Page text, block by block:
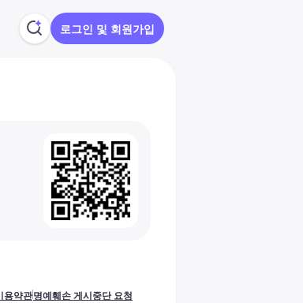
로그인 및 회원가입
용약관명예훼손 게시중단 요청